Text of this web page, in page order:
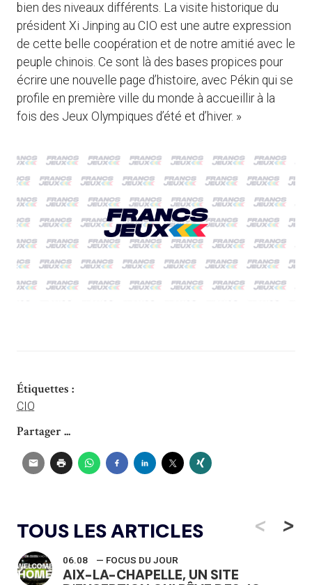
bien des niveaux différents. La visite historique du
président Xi Jinping au CIO est une autre expression
de cette belle coopération et de notre amitié avec le
peuple chinois. Ce sont là des bases propices pour
écrire une nouvelle page d’histoire, avec Pékin qui se
profile en première ville du monde à accueillir à la
fois des Jeux Olympiques d’été et d’hiver. »
Étiquettes :
CIO
Partager ...
TOUS LES ARTICLES <
06.08 — FOCUS DU JOUR
AIX-LA-CHAPELLE, UN SITE
>